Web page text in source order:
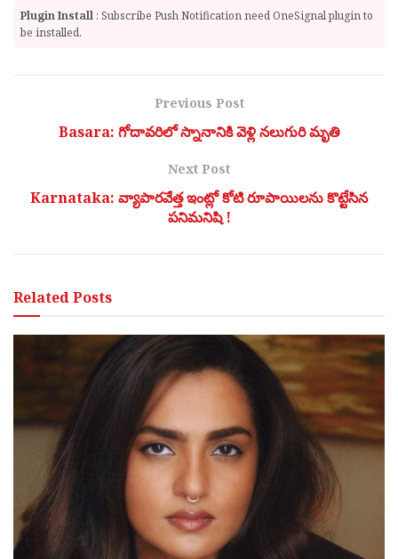
Plugin Install : Subscribe Push Notification need OneSignal plugin to
be installed.
Previous Post
Basara: గోదావరిలో స్నానానికి వెళ్లి నలుగురి మృతి
Next Post
Karnataka: వ్యాపారవేత్త ఇంట్లో కోటి రూపాయిలను కొట్టేసిన
పనిమనిషి !
RelatedPosts